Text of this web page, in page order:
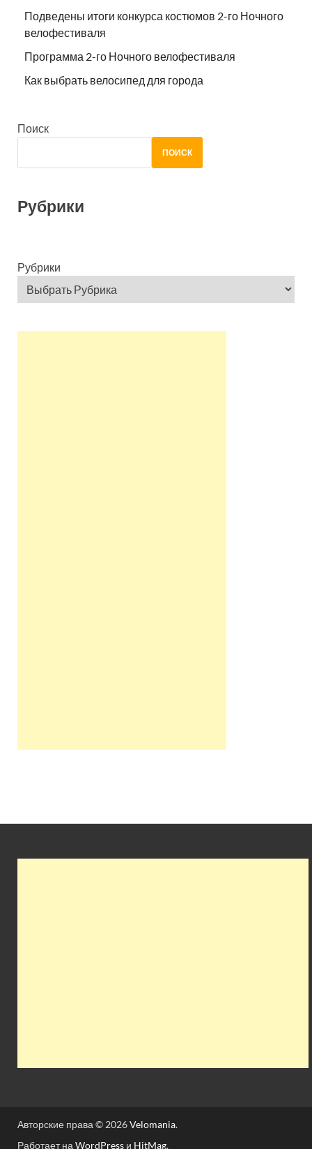
Подведены итоги конкурса костюмов 2-го Ночного
велофестиваля
Программа 2-го Ночного велофестиваля
Как выбрать велосипед для города
Поиск
ПОИСК
Рубрики
Рубрики
Авторские права © 2026Velomania.
Работает на WordPress и HitMag.